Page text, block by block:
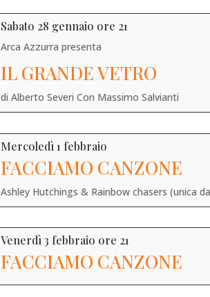
Sabato 28 gennaio ore 21
Arca Azzurra presenta
IL GRANDE VETRO
di Alberto Severi Con Massimo Salvianti
Mercoledì 1 febbraio
FACCIAMO CANZONE
Ashley Hutchings & Rainbow chasers (unica
Venerdì 3 febbraio ore 21
FACCIAMO CANZONE